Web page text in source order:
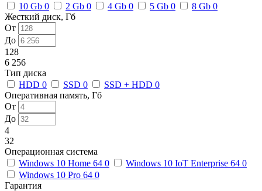
10 Gb 0 2 Gb 0 4 Gb 0 5 Gb 0 8 Gb 0
Жесткий диск, Гб
От
До
128
6 256
Тип диска
HDD 0 SSD 0 SSD + HDD 0
Оперативная память, Гб
От
До
4
32
Операционная система
Windows 10 Home 64 0 Windows 10 IoT Enterprise 64 0
Windows 10 Pro 64 0
Гарантия